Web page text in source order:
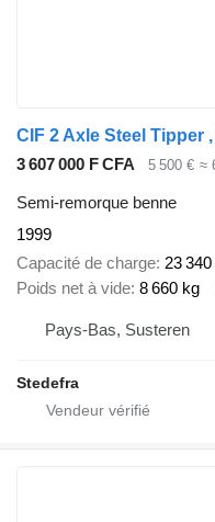
3 607 000 F CFA 5 500 € ≈
Semi-remorque benne
1999
Capacité de charge 23
Poids net à vide 8 660 kg
Pays-Bas, Susteren
Stedefra